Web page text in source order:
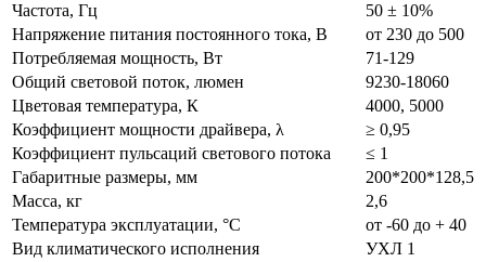
Частота, Гц
50 ± 10%
Напряжение питания постоянного тока, В
от 230 до 500
Потребляемая мощность, Вт
71-129
Общий световой поток, люмен
9230-18060
Цветовая температура, К
4000, 5000
Коэффициент мощности драйвера, λ
≥ 0,95
Коэффициент пульсаций светового потока
≤ 1
Габаритные размеры, мм
200*200*128,5
Масса, кг
2,6
Температура эксплуатации, °С
от -60 до + 40
Вид климатического исполнения
УХЛ 1